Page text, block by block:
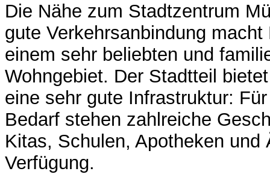
Die Nähe zum Stadtzentrum
gute Verkehrsanbindung
einem sehr beliebten und
Wohngebiet. Der Stadtteil
eine sehr gute Infrastruktur:
Bedarf stehen zahlreiche
Kitas, Schulen, Apotheken und
Verfügung.